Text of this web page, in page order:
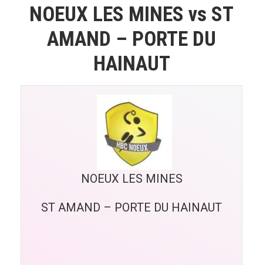
NOEUX LES MINES vs ST
AMAND – PORTE DU
HAINAUT
NOEUX LES MINES
ST AMAND – PORTE DU HAINAUT